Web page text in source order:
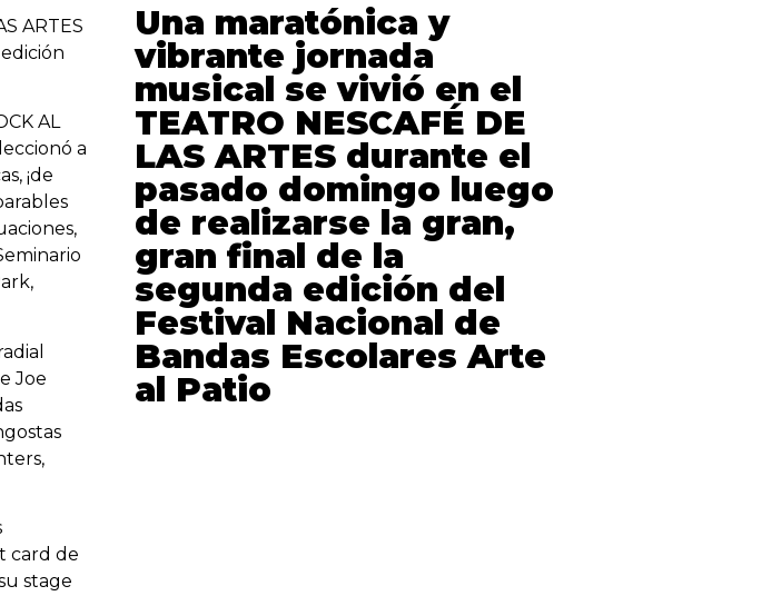
ARTES
AL
a
¡de
Joe
card de
stage
Una maratónica y
vibrante jornada
musical se vivió en el
TEATRO NESCAFÉ DE
LAS ARTES durante el
pasado domingo luego
de realizarse la gran,
gran final de la
segunda edición del
Festival Nacional de
Bandas Escolares Arte
al Patio